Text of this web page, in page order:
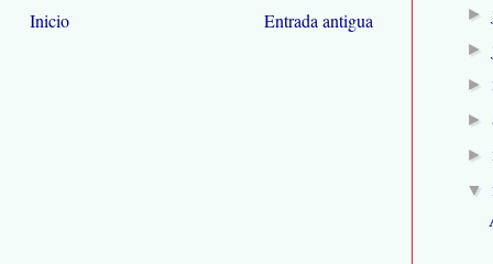
Entrada antigua
Inicio ►
►
►
►
►
▼